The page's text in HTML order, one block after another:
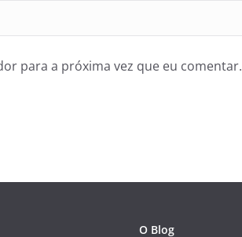
para a próxima vez que eu comentar.
O Blog